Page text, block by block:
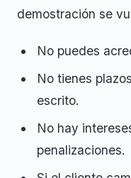
demostración se
No puedes
No tienes
escrito.
No hay
penalizaciones.